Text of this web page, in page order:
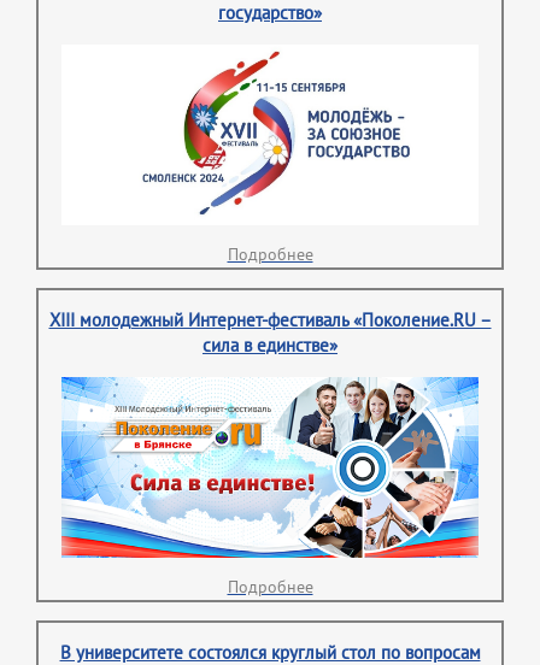
государство»
Подробнее
XIII молодежный Интернет-фестиваль «Поколение.RU –
сила в единстве»
Подробнее
В университете состоялся круглый стол по вопросам